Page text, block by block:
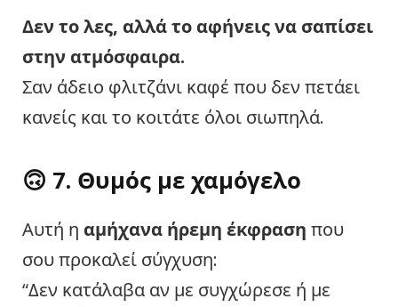
Δεν το λες, αλλά το αφήνεις να σαπίσει
στην ατμόσφαιρα.
Σαν άδειο φλιτζάνι καφέ που δεν πετάει
κανείς και το κοιτάτε όλοι σιωπηλά.
🙃 7. Θυμός με χαμόγελο
Αυτή η αμήχανα ήρεμη έκφραση που
σου προκαλεί σύγχυση:
“Δεν κατάλαβα αν με συγχώρεσε ή με